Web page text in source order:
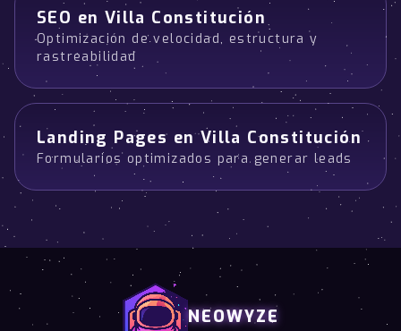
SEO en Villa Constitución
Optimización de velocidad, estructura y
rastreabilidad
Landing Pages en Villa Constitución
Formularios optimizados para generar leads
NEOWYZE